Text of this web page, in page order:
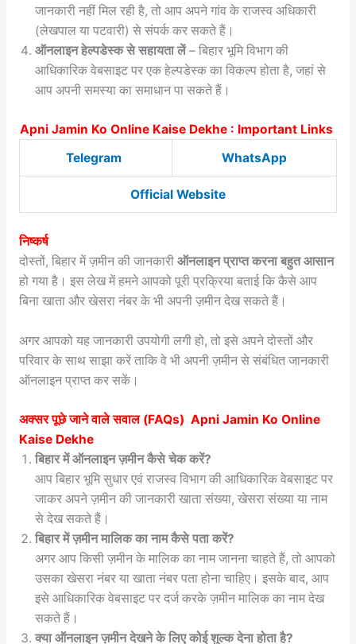
जानकारी नहीं मिल रही है, तो आप अपने गांव के राजस्व अधिकारी
(लेखपाल या पटवारी) से संपर्क कर सकते हैं।
ऑनलाइन हेल्पडेस्क से सहायता लें– बिहार भूमि विभाग की
आधिकारिक वेबसाइट पर एक हेल्पडेस्क का विकल्प होता है, जहां से
आप अपनी समस्या का समाधान पा सकते हैं।
Apni Jamin Ko Online Kaise Dekhe : Important Links
Telegram
WhatsApp
Official Website
निष्कर्ष
दोस्तों, बिहार में ज़मीन की जानकारी ऑनलाइन प्राप्त करना बहुत आसान
हो गया है। इस लेख में हमने आपको पूरी प्रक्रिया बताई कि कैसे आप
बिना खाता और खेसरा नंबर के भी अपनी ज़मीन देख सकते हैं।
अगर आपको यह जानकारी उपयोगी लगी हो, तो इसे अपने दोस्तों और
परिवार के साथ साझा करें ताकि वे भी अपनी ज़मीन से संबंधित जानकारी
ऑनलाइन प्राप्त कर सकें।
अक्सर पूछे जाने वाले सवाल (FAQs) Apni Jamin Ko Online
Kaise Dekhe
बिहार में ऑनलाइन ज़मीन कैसे चेक करें?
आप बिहार भूमि सुधार एवं राजस्व विभाग की आधिकारिक वेबसाइट पर
जाकर अपने ज़मीन की जानकारी खाता संख्या, खेसरा संख्या या नाम
से देख सकते हैं।
बिहार में ज़मीन मालिक का नाम कैसे पता करें?
अगर आप किसी ज़मीन के मालिक का नाम जानना चाहते हैं, तो आपको
उसका खेसरा नंबर या खाता नंबर पता होना चाहिए। इसके बाद, आप
इसे आधिकारिक वेबसाइट पर दर्ज करके ज़मीन मालिक का नाम देख
सकते हैं।
क्या ऑनलाइन ज़मीन देखने के लिए कोई शुल्क देना होता है?